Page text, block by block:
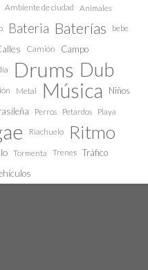
Ambiente de ciudad Animales
Bateria Baterías bebe
Camión Campo
Drums Dub
Metal Música
Niños
Perros Petardos Playa
Riachuelo Ritmo
Tormenta Trenes Tráfico